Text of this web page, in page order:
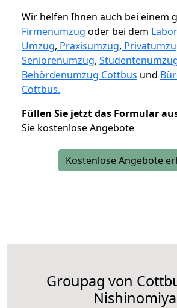
Wir helfen Ihnen auch bei einem
Firmenumzug oder bei dem
Umzug, Praxisumzug,
Seniorenumzug,
Behördenumzug Cottbus und
Cottbus.
Füllen Sie jetzt das Formular
Sie kostenlose Angebote
Kostenlose Angebote
Groupag von
Nishinomiya